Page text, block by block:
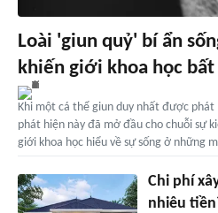
Loài 'giun quỷ' bí ẩn
khiến giới khoa học
Khi một cá thể giun duy nhất được
phát hiện này đã mở đầu cho chuỗi sự
giới khoa học hiểu về sự sống ở những
Chi phí
nhiêu